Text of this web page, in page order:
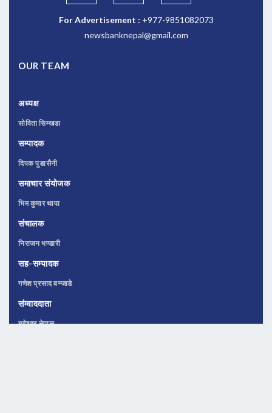
For Advertisement : +977-9851082073
newsbanknepal@gmail.com
OUR TEAM
अध्यक्ष
सोविता सिम्खडा
सम्पादक
दिपक पुडासैनी
समाचार संयोजक
भिम कुमार थापा
संचालक
निराजन भण्डारी
सह-सम्पादक
गणेश प्रसाद वन्जाडे
संम्वाददाता
महेश्वर नेपाल